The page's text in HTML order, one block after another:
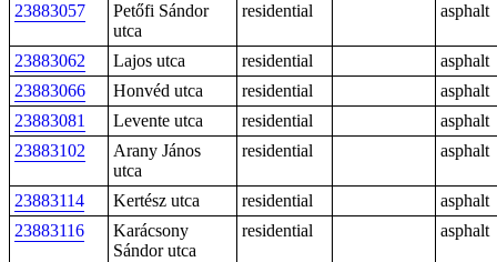
23883057
Petőfi Sándor
utca
residential asphalt
23883062 Lajos utca residential
asphalt
23883066
Honvéd utca residential
asphalt
23883081
Levente utca residential
asphalt
23883102
Arany János
utca
residential asphalt
23883114 Kertész utca residential
asphalt
23883116
Karácsony
Sándor utca
residential asphalt